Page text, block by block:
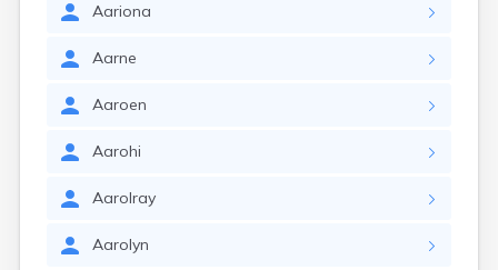
Aariona
Aarne
Aaroen
Aarohi
Aarolray
Aarolyn